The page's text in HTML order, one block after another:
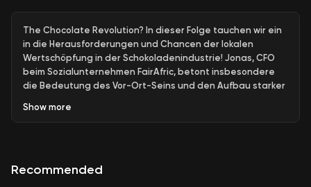
The Chocolate Revolution? In dieser Folge tauchen wir ein
in die Herausforderungen und Chancen der lokalen
Wertschöpfung in der Schokoladenindustrie! Jonas, CFO
beim Sozialunternehmen FairAfric, betont insbesondere
die Bedeutung des Vor-Ort-Seins und den Aufbau starker
also rein, um wertvolle Einblicke in die Welt der Schokolade
👏 Checkt Jonas Schaller und FairAfric hier:
Show more
Recommended